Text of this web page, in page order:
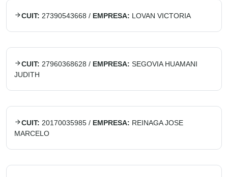
CUIT: 27390543668 / EMPRESA: LOVAN VICTORIA
CUIT: 27960368628 / EMPRESA: SEGOVIA HUAMANI
JUDITH
CUIT: 20170035985 / EMPRESA: REINAGA JOSE
MARCELO